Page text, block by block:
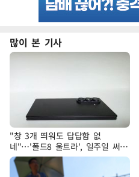
많이 본 기사
"창 3개 띄워도 답답함 없
네"…'폴드8 울트라', 일주일 써보
니